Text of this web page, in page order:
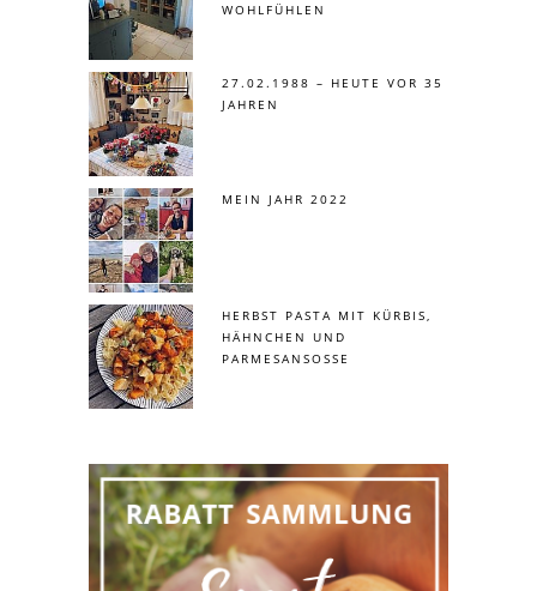
WOHLFÜHLEN
27.02.1988 – HEUTE VOR 35
JAHREN
MEIN JAHR 2022
HERBST PASTA MIT KÜRBIS,
HÄHNCHEN UND
PARMESANSOSSE